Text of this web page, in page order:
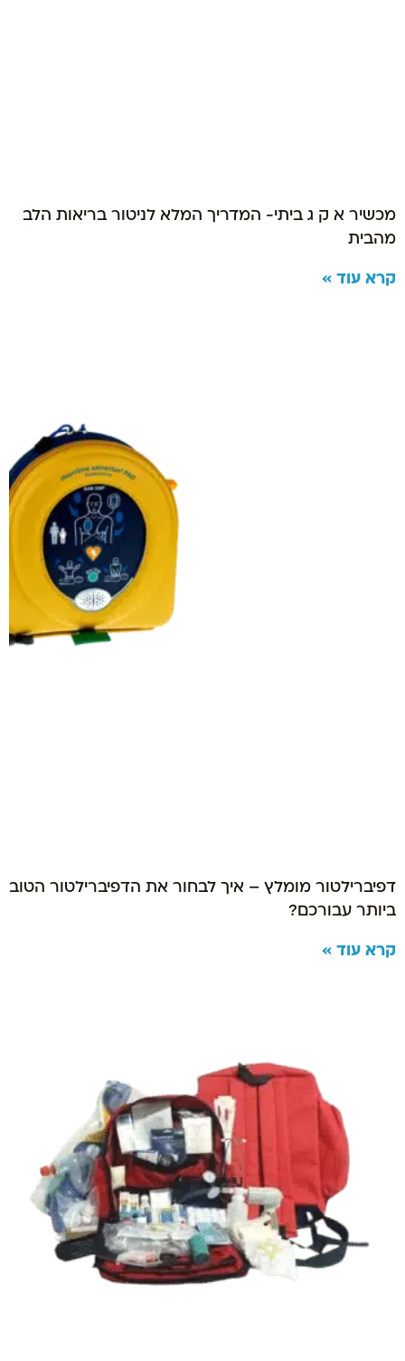
מכשיר א ק ג ביתי- המדריך המלא לניטור בריאות הלב
מהבית
קרא עוד »
דפיברילטור מומלץ – איך לבחור את הדפיברילטור הטוב
ביותר עבורכם?
קרא עוד »